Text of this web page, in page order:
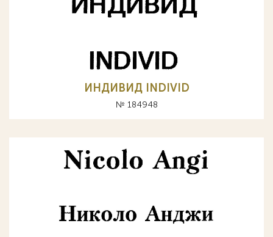
ИНДИВИД INDIVID
№ 184948